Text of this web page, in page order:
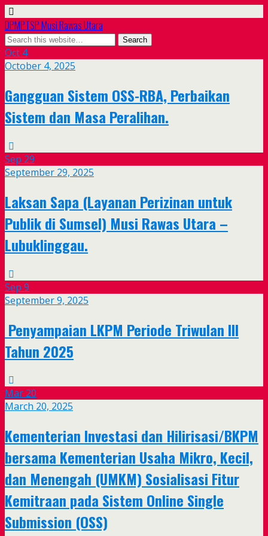
DPMPTSP Musi Rawas Utara
Oct 4
October 4, 2025
Gangguan Sistem OSS-RBA, Perbaikan
Sistem dan Masa Peralihan.
Sep 29
September 29, 2025
Laksan Sapa (Layanan Perizinan untuk
Publik di Sumsel) Musi Rawas Utara –
Lubuklinggau.
Sep 9
September 9, 2025
Penyampaian LKPM Periode Triwulan III
Tahun 2025
Mar 20
March 20, 2025
Kementerian Investasi dan Hilirisasi/BKPM
bersama Kementerian Usaha Mikro, Kecil,
dan Menengah (UMKM) Sosialisasi Fitur
Kemitraan pada Sistem Online Single
Submission (OSS)